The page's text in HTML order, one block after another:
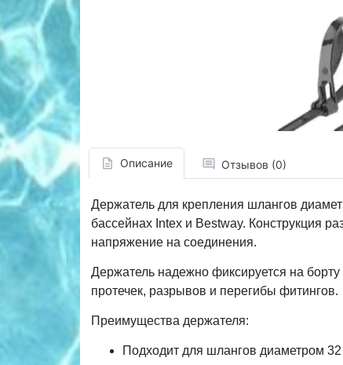
Описание Отзывов (0)
Держатель для крепления шлангов
бассейнах Intex и Bestway. Конструкция
напряжение на соединения.
Держатель надежно фиксируется на
протечек, разрывов и перегибы фитингов.
Преимущества держателя:
Подходит для шлангов диаметром